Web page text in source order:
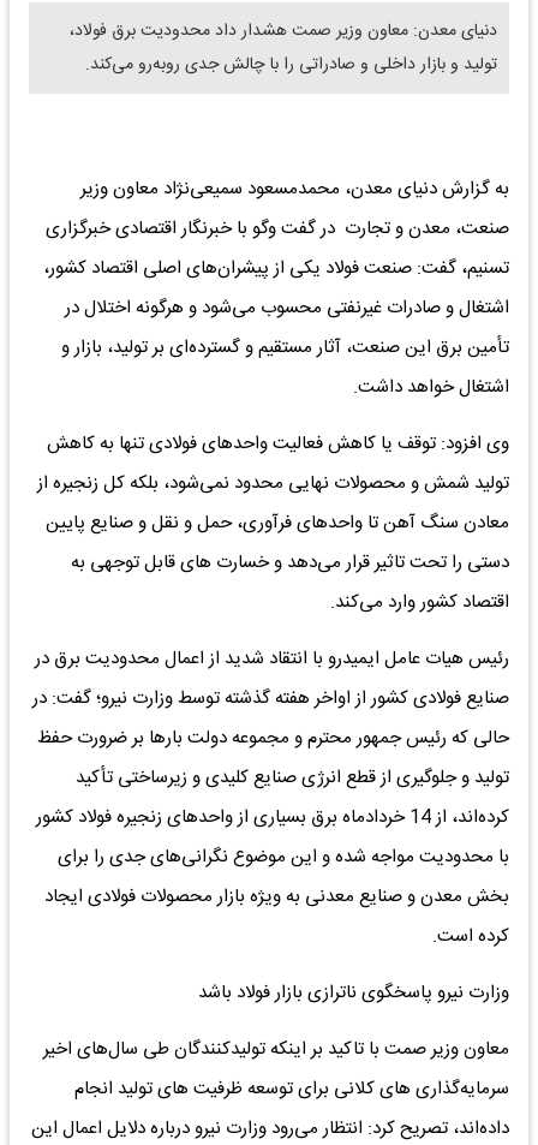
دنیای معدن: معاون وزیر صمت هشدار داد محدودیت برق فولاد،
تولید و بازار داخلی و صادراتی را با چالش جدی روبه‌رو می‌کند.
به گزارش دنیای معدن، محمدمسعود سمیعی‌نژاد معاون وزیر
صنعت، معدن و تجارت در گفت وگو با خبرنگار اقتصادی خبرگزاری
تسنیم، گفت: صنعت فولاد یکی از پیشران‌های اصلی اقتصاد کشور،
اشتغال و صادرات غیرنفتی محسوب می‌شود و هرگونه اختلال در
تأمین برق این صنعت، آثار مستقیم و گسترده‌ای بر تولید، بازار و
اشتغال خواهد داشت.
وی افزود: توقف یا کاهش فعالیت واحدهای فولادی تنها به کاهش
تولید شمش و محصولات نهایی محدود نمی‌شود، بلکه کل زنجیره از
معادن سنگ ‌آهن تا واحدهای فرآوری، حمل ‌و نقل و صنایع پایین‌
دستی را تحت تاثیر قرار می‌دهد و خسارت‌ های قابل توجهی به
اقتصاد کشور وارد می‌کند.
رئیس هیات عامل ایمیدرو با انتقاد شدید از اعمال محدودیت برق در
صنایع فولادی کشور از اواخر هفته گذشته توسط وزارت نیرو؛ گفت: در
حالی که رئیس ‌جمهور محترم و مجموعه دولت بارها بر ضرورت حفظ
تولید و جلوگیری از قطع انرژی صنایع کلیدی و زیرساختی تأکید
کرده‌اند، از 14 خردادماه برق بسیاری از واحدهای زنجیره فولاد کشور
با محدودیت مواجه شده و این موضوع نگرانی‌‌های جدی را برای
بخش معدن و صنایع معدنی به ویژه بازار محصولات فولادی ایجاد
کرده است.
وزارت نیرو پاسخگوی ناترازی بازار فولاد باشد
معاون وزیر صمت با تاکید بر اینکه تولیدکنندگان طی سال‌های اخیر
سرمایه‌گذاری‌ های کلانی برای توسعه ظرفیت‌ های تولید انجام
داده‌اند، تصریح کرد: انتظار می‌رود وزارت نیرو درباره دلایل اعمال این